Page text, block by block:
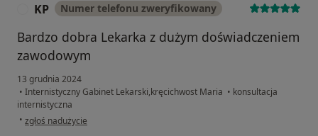
KP Numer telefonu zweryfikowany
Bardzo dobra Lekarka z dużym doświadczeniem
zawodowym
13 grudnia 2024
• Internistyczny Gabinet Lekarski,kręcichwost Maria • konsultacja
internistyczna
• w opinii użytkownika KP
zgłoś nadużycie